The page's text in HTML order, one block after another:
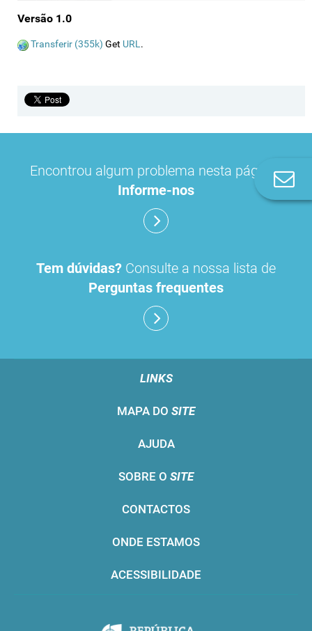
Versão 1.0
Transferir (355k) Get URL.
Encontrou algum problema nesta página?
Informe-nos
Tem dúvidas? Consulte a nossa lista de
Perguntas frequentes
LINKS
MAPA DO SITE
AJUDA
SOBRE O SITE
CONTACTOS
ONDE ESTAMOS
ACESSIBILIDADE